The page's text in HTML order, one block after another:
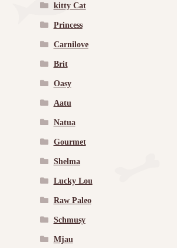
kitty Cat
Princess
Carnilove
Brit
Oasy
Aatu
Natua
Gourmet
Shelma
Lucky Lou
Raw Paleo
Schmusy
Mjau